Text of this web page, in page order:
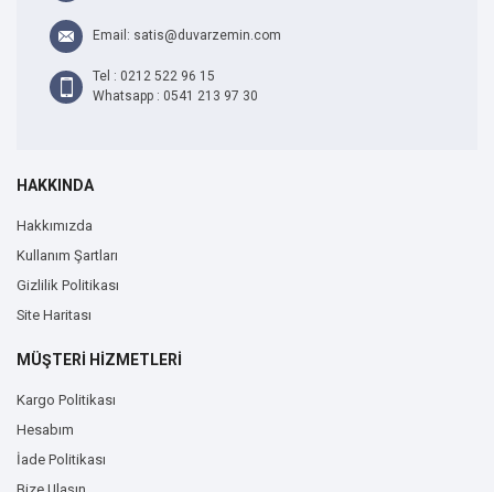
Email: satis@duvarzemin.com
Tel : 0212 522 96 15
Whatsapp : 0541 213 97 30
HAKKINDA
Hakkımızda
Kullanım Şartları
Gizlilik Politikası
Site Haritası
MÜŞTERİ HİZMETLERİ
Kargo Politikası
Hesabım
İade Politikası